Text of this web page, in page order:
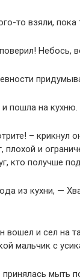
то взяли,
Небось,
пошла на кухню.
– крикнул
плохой и
кто получше
из кухни, —
вошел и сел на
мальчик с
мыть